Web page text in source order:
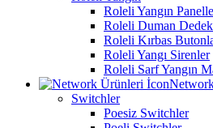
Roleli Yangın
Roleli Duman
Roleli Kırbas
Roleli Yangı Sirenler
Roleli Sarf Yangın
Switchler
Poesiz Switchler